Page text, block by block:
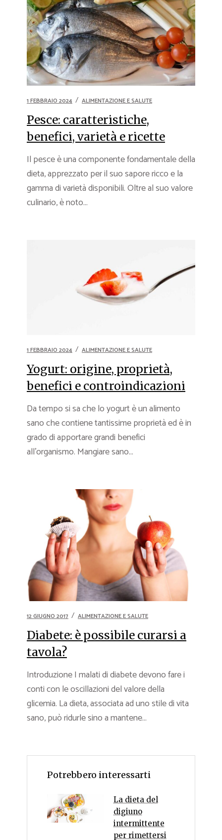
1 FEBBRAIO 2024 ALIMENTAZIONE E SALUTE
Pesce: caratteristiche,
benefici, varietà e ricette
Il pesce è una componente fondamentale della
dieta, apprezzato per il suo sapore ricco e la
gamma di varietà disponibili. Oltre al suo valore
culinario, è noto...
1 FEBBRAIO 2024 ALIMENTAZIONE E SALUTE
Yogurt: origine, proprietà,
benefici e controindicazioni
Da tempo si sa che lo yogurt è un alimento
sano che contiene tantissime proprietà ed è in
grado di apportare grandi benefici
all’organismo. Mangiare sano...
12 GIUGNO 2017 ALIMENTAZIONE E SALUTE
Diabete: è possibile curarsi a
tavola?
Introduzione I malati di diabete devono fare i
conti con le oscillazioni del valore della
glicemia. La dieta, associata ad uno stile di vita
sano, può ridurle sino a mantene...
Potrebbero interessarti
La dieta del
digiuno
intermittente
per rimettersi